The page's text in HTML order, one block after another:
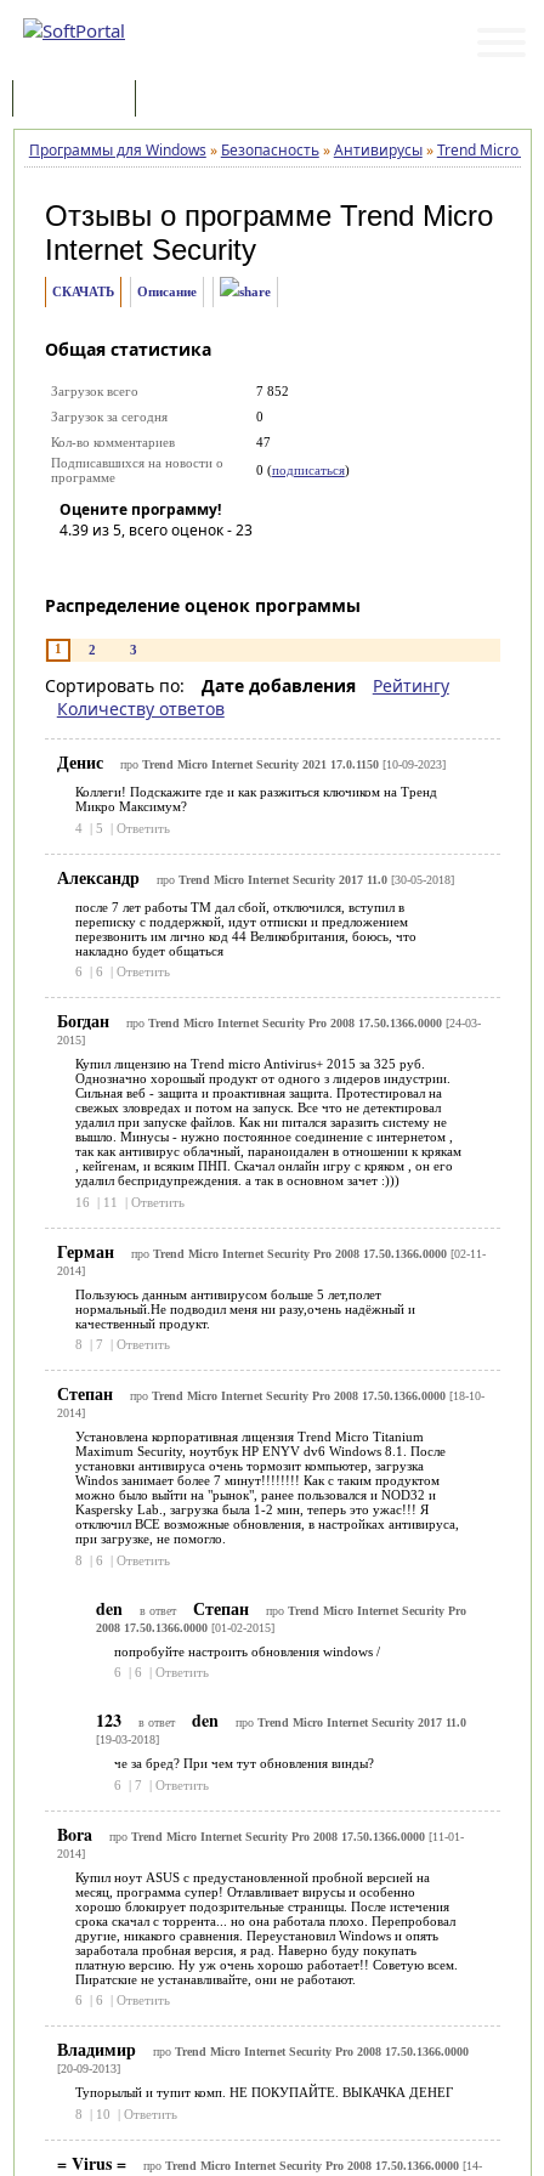
Программы для Windows » Безопасность»Антивирусы»Trend Micro
Отзывы о программе Trend Micro
Internet Security
СКАЧАТЬ Описание
Общая статистика
Загрузок всего
7 852
Загрузок за сегодня
0
Кол-во комментариев
47
Подписавшихся на новости о
программе
0 (подписаться)
Оцените программу!
4.39из 5, всего оценок -23
Распределение оценок программы
1 2 3
Сортировать по: Дате добавления
Рейтингу
Количеству ответов
Денис про Trend Micro Internet Security 2021 17.0.1150[10-09-2023]
Коллеги! Подскажите где и как разжиться ключиком на Тренд
Микро Максимум?
4 | 5 | Ответить
Александр про Trend Micro Internet Security 2017 11.0[30-05-2018]
после 7 лет работы TM дал сбой, отключился, вступил в
переписку с поддержкой, идут отписки и предложением
перезвонить им лично код 44 Великобритания, боюсь, что
накладно будет общаться
6
| 6 | Ответить
Богдан про Trend Micro Internet Security Pro 2008 17.50.1366.0000[24-03-
2015]
Купил лицензию на Trend micro Antivirus+ 2015 за 325 руб.
Однозначно хорошый продукт от одного з лидеров индустрии.
Сильная веб - защита и проактивная защита. Протестировал на
свежых зловредах и потом на запуск. Все что не детектировал
удалил при запуске файлов. Как ни питался заразить систему не
вышло. Минусы - нужно постоянное соединение с интернетом ,
так как антивирус облачный, параноидален в отношении к крякам
, кейгенам, и всяким ПНП. Скачал онлайн игру с кряком , он его
удалил беспридупреждения. а так в основном зачет :)))
16
| 11 | Ответить
Герман про Trend Micro Internet Security Pro 2008 17.50.1366.0000[02-11-
2014]
Пользуюсь данным антивирусом больше 5 лет,полет
нормальный.Не подводил меня ни разу,очень надёжный и
качественный продукт.
8
| 7 | Ответить
Степан про Trend Micro Internet Security Pro 2008 17.50.1366.0000[18-10-
2014]
Установлена корпоративная лицензия Trend Micro Titanium
Maximum Security, ноутбук HP ENYV dv6 Windows 8.1. После
установки антивируса очень тормозит компьютер, загрузка
Windos занимает более 7 минут!!!!!!!! Как с таким продуктом
можно было выйти на "рынок", ранее пользовался и NOD32 и
Kaspersky Lab., загрузка была 1-2 мин, теперь это ужас!!! Я
отключил ВСЕ возможные обновления, в настройках антивируса,
при загрузке, не помогло.
8
| 6 | Ответить
den в ответ Степан про Trend Micro Internet Security Pro
2008 17.50.1366.0000[01-02-2015]
попробуйте настроить обновления windows /
6
| 6 | Ответить
123 в ответ den про Trend Micro Internet Security 2017 11.0
[19-03-2018]
че за бред? При чем тут обновления винды?
6
| 7 | Ответить
Bora про Trend Micro Internet Security Pro 2008 17.50.1366.0000[11-01-
2014]
Купил ноут ASUS с предустановленной пробной версией на
месяц, программа супер! Отлавливает вирусы и особенно
хорошо блокирует подозрительные страницы. После истечения
срока скачал с торрента... но она работала плохо. Перепробовал
другие, никакого сравнения. Переустановил Windows и опять
заработала пробная версия, я рад. Наверно буду покупать
платную версию. Ну уж очень хорошо работает!! Советую всем.
Пиратские не устанавливайте, они не работают.
6
| 6 | Ответить
Владимир про Trend Micro Internet Security Pro 2008 17.50.1366.0000
[20-09-2013]
Тупорылый и тупит комп. НЕ ПОКУПАЙТЕ. ВЫКАЧКА ДЕНЕГ
8
| 10 | Ответить
= Virus = про Trend Micro Internet Security Pro 2008 17.50.1366.0000[14-